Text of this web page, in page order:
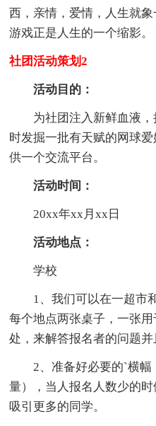
西，亲情，爱情，人生就
游戏正是人生的一个缩影。
社团活动策划2
活动目的：
为社团注入新鲜血液，
时发掘一批有天赋的网球
供一个交流平台。
活动时间：
20xx年xx月xx日
活动地点：
学校
1、我们可以在一超市和
每个地点两张桌子，一张
处，来解答报名者的问题并
2、准备好必要的`横幅
量），当人报名人数少的
吸引更多的同学。